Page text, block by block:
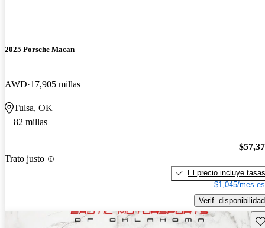
2025 Porsche Macan
AWD 17,905 millas
Tulsa, OK
82 millas
Trato justo
El precio incluye tasas
$1,045/mes
Verif. disponibilidad